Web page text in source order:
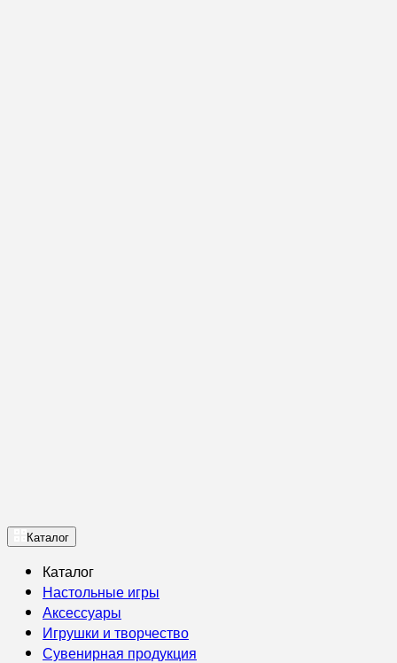
Каталог
Каталог
Настольные игры
Аксессуары
Игрушки и творчество
Сувенирная продукция